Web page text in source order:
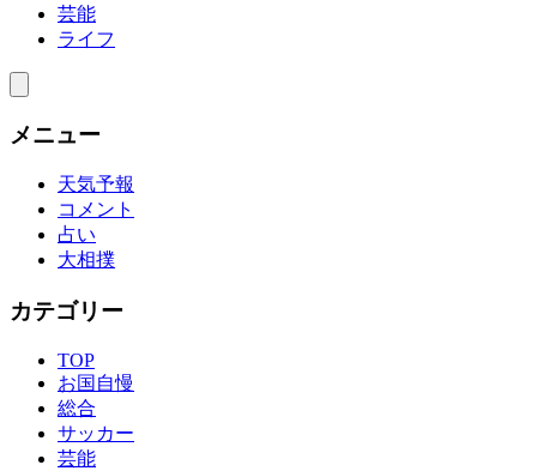
芸能
ライフ
メニュー
天気予報
コメント
占い
大相撲
カテゴリー
TOP
お国自慢
総合
サッカー
芸能